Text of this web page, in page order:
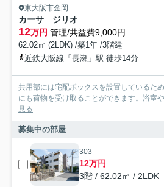
東大阪市金岡
カーサ ジリオ
12万円 管理/共益費9,000円
62.02㎡ (2LDK) /築1年 /3階建
近鉄大阪線「長瀬」駅 徒歩14分
共用部には宅配ボックスを設置しているた
にも荷物を受け取ることができます。浴室
見る
募集中の部屋
303
12万円
3階 / 62.02㎡ / 2LDK